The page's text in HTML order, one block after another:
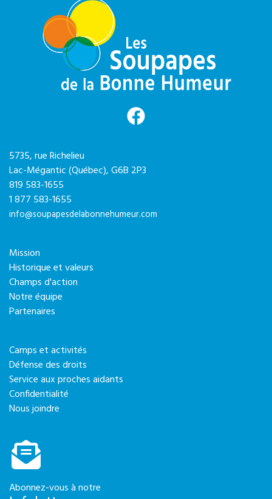
5735, rue Richelieu
Lac-Mégantic (Québec),G6B 2P3
819 583-1655
1 877 583-1655
info@soupapesdelabonnehumeur.com
Mission
Historique et valeurs
Champs d'action
Notre équipe
Partenaires
Camps et activités
Défense des droits
Service aux proches aidants
Confidentialité
Nous joindre
Abonnez-vous à notre